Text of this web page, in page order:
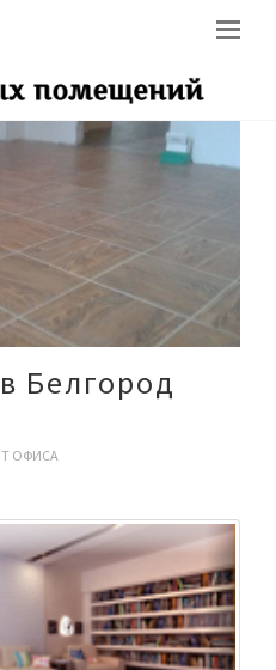
Белгород
ОФИСА